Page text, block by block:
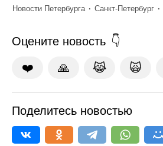
Новости Петербурга
Санкт-Петербург
Оцените новость
❤️ 🙏 😹 🙀
Поделитесь новостью